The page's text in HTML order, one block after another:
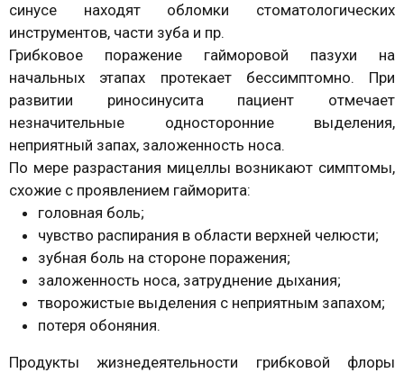
синусе находят обломки стоматологических
инструментов, части зуба и пр.
Грибковое поражение гайморовой пазухи на
начальных этапах протекает бессимптомно. При
развитии риносинусита пациент отмечает
незначительные односторонние выделения,
неприятный запах, заложенность носа.
По мере разрастания мицеллы возникают симптомы,
схожие с проявлением гайморита:
головная боль;
чувство распирания в области верхней челюсти;
зубная боль на стороне поражения;
заложенность носа, затруднение дыхания;
творожистые выделения с неприятным запахом;
потеря обоняния.
Продукты жизнедеятельности грибковой флоры